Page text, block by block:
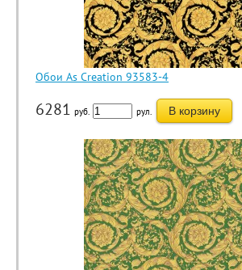
Обои As Creation 93583-4
6281 руб. рул. В корзину